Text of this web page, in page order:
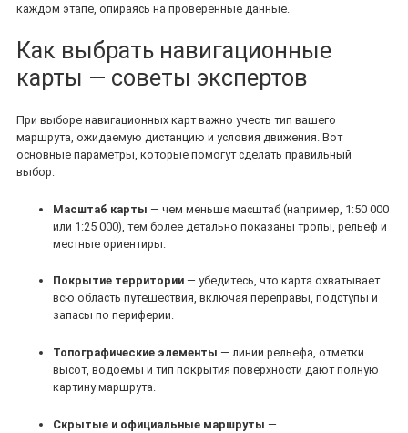
каждом этапе, опираясь на проверенные данные.
Как выбрать навигационные
карты — советы экспертов
При выборе навигационных карт важно учесть тип вашего
маршрута, ожидаемую дистанцию и условия движения. Вот
основные параметры, которые помогут сделать правильный
выбор:
Масштаб карты — чем меньше масштаб (например, 1:50 000
или 1:25 000), тем более детально показаны тропы, рельеф и
местные ориентиры.
Покрытие территории — убедитесь, что карта охватывает
всю область путешествия, включая переправы, подступы и
запасы по периферии.
Топографические элементы — линии рельефа, отметки
высот, водоёмы и тип покрытия поверхности дают полную
картину маршрута.
Скрытые и официальные маршруты —